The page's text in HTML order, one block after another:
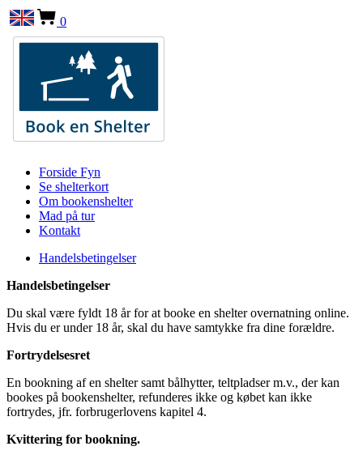
0
Forside Fyn
Se shelterkort
Om bookenshelter
Mad på tur
Kontakt
Handelsbetingelser
Handelsbetingelser
Du skal være fyldt 18 år for at booke en shelter overnatning online.
Hvis du er under 18 år, skal du have samtykke fra dine forældre.
Fortrydelsesret
En bookning af en shelter samt bålhytter, teltpladser m.v., der kan
bookes på bookenshelter, refunderes ikke og købet kan ikke
fortrydes, jfr. forbrugerlovens kapitel 4.
Kvittering for bookning.